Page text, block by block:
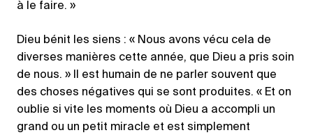
à le faire. »
Dieu bénit les siens : « Nous avons vécu cela de
diverses manières cette année, que Dieu a pris soin
de nous. » Il est humain de ne parler souvent que
des choses négatives qui se sont produites. « Et on
oublie si vite les moments où Dieu a accompli un
grand ou un petit miracle et est simplement